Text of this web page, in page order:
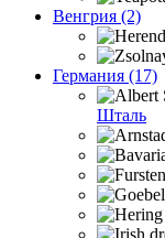
Венгрия (2)
Германия (17)
Шталь